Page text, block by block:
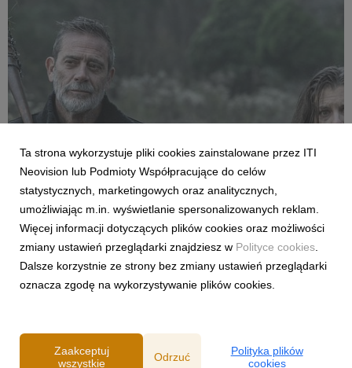
FILMY I SERIALE
Premiera pierwszego odcinka trzeciego
sezonu „The Walking Dead: Dead City” już
dziś w CANAL+
27 lipca 2026
Już dziś polscy fani kultowego uniwersum żywych trupów
zobaczą nowe przygody Maggie i Negana. Od 27 lipca w
serwisie można oglądać pierwszy odcinek kontynuacji serialu,
Ta strona wykorzystuje pliki cookies zainstalowane przez ITI
Neovision lub Podmioty Współpracujące do celów
statystycznych, marketingowych oraz analitycznych,
umożliwiając m.in. wyświetlanie spersonalizowanych reklam.
Więcej informacji dotyczących plików cookies oraz możliwości
zmiany ustawień przeglądarki znajdziesz w Polityce cookies
Dalsze korzystnie ze strony bez zmiany ustawień przeglądarki
oznacza zgodę na wykorzystywanie plików cookies.
Zaakceptuj
wszystkie
Odrzuć
Polityka plików
cookies